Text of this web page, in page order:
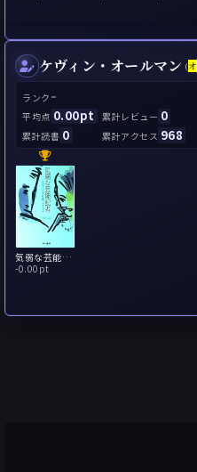
ケヴィン・オールマン (オ
ランク -
平均点 0.00pt 累計レビュー 0
累計読書 0 累計アクセス 968
気弱な芸能記者
-0.00pt